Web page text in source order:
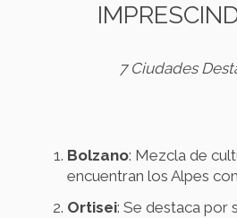
7 Ciudades
Bolzano: Mezcla de
encuentran los Alpes
Ortisei: Se destaca por